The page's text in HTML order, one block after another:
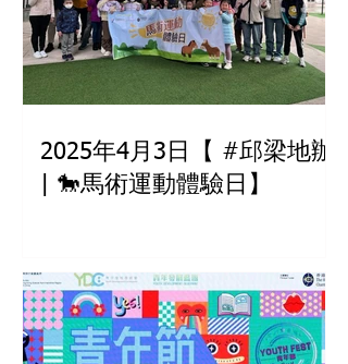
2025年4月3日【 #邱梁地辦
| 🐎馬術運動體驗日】